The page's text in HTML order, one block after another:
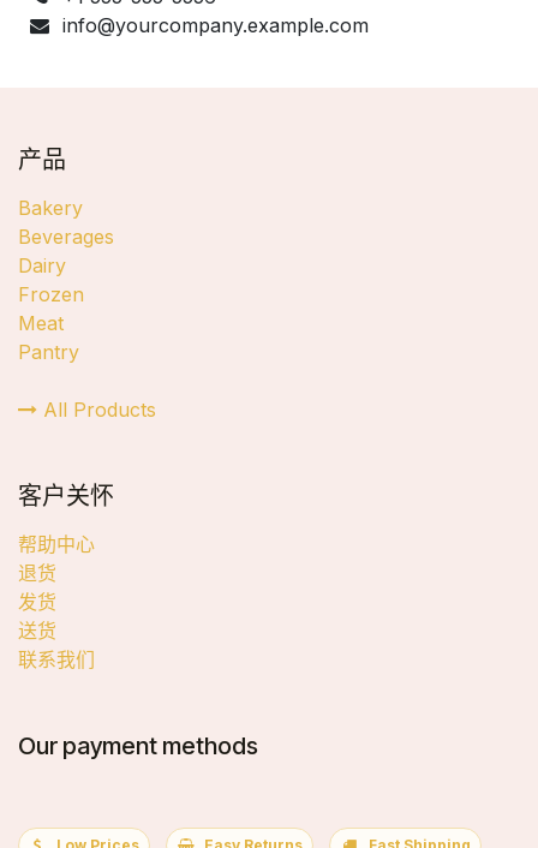
info@yourcompany.example.com
产品
Bakery
Beverages
Dairy
Frozen
Meat
Pantry
All Products
客户关怀
帮助中心
退货
发货
送货
联系我们
Our payment methods